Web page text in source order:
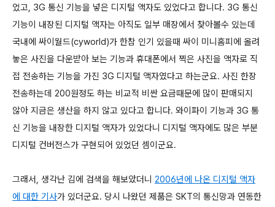
었고, 3G 통신 기능을 넣은 디지털 액자도 있었다고 합니다. 3G 통신
기능이 내장된 디지털 액자는 아직도 일부 매장에서 찾아볼수 있는데
국내에 싸이월드(cyworld)가 한참 인기 있을때 싸이 미니홈피에 올려
놓은 사진을 다운받아 보는 기능과 휴대폰에서 찍은 사진을 액자로 직
접 전송하는 기능을 가진 3G 디지털 액자였다고 하는군요. 사진 한장
전송하는데 200원정도 하는 비교적 비싼 요금때문에 많이 판매되지
않아 지금은 생산을 하지 않고 있다고 합니다. 와이파이 기능과 3G 통
신 기능을 내장한 디지털 액자가 있었다니 디지털 액자에도 많은 부분
디지털 컨버전스가 구현되어 있었던 셈이군요.
그래서, 생각난 김에 검색을 해보았더니 2006년에 나온 디지털 액자
에 대한 기사가 있더군요. 당시 나왔던 제품은 SKT의 통신망과 연동한